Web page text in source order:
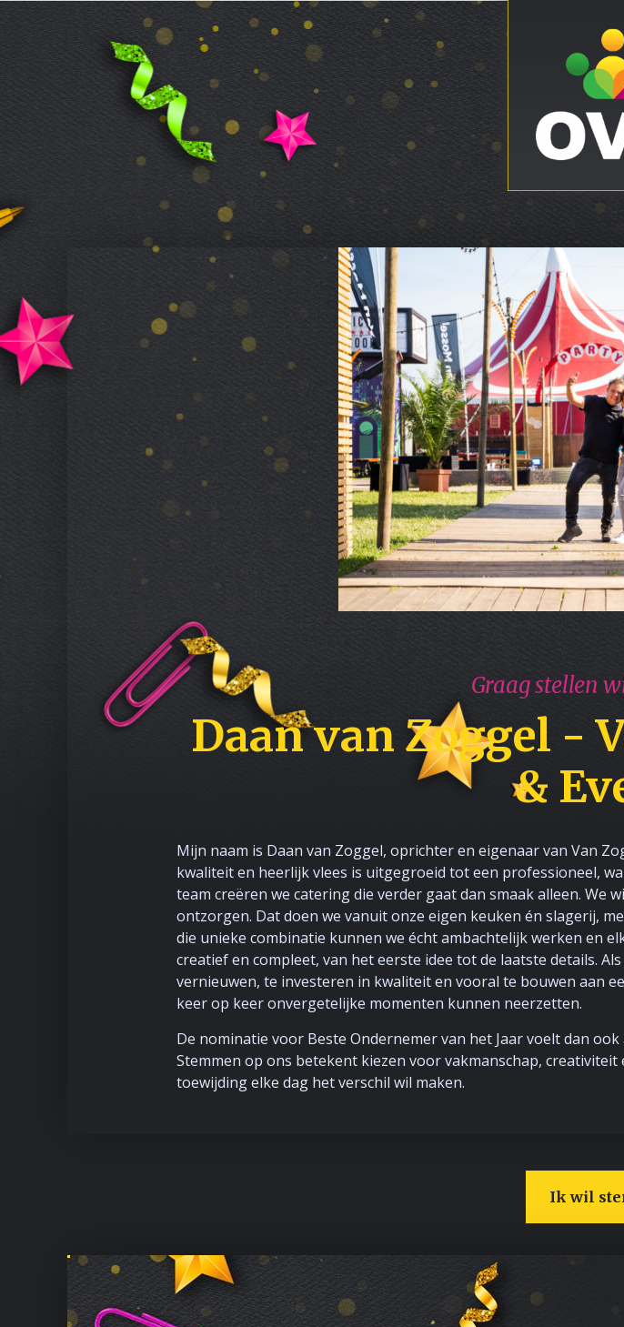
Graag stellen
Daan van Zoggel -
&
Mijn naam is Daan van Zoggel, oprichter en eigenaar van Van
kwaliteit en heerlijk vlees is uitgegroeid tot een professioneel,
team creëren we catering die verder gaat dan smaak alleen. We
ontzorgen. Dat doen we vanuit onze eigen keuken én slagerij,
die unieke combinatie kunnen we écht ambachtelijk werken en
creatief en compleet, van het eerste idee tot de laatste details.
vernieuwen, te investeren in kwaliteit en vooral te bouwen aan
keer op keer onvergetelijke momenten kunnen neerzetten.
De nominatie voor Beste Ondernemer van het Jaar voelt dan
Stemmen op ons betekent kiezen voor vakmanschap,
toewijding elke dag het verschil wil maken.
Ik wil